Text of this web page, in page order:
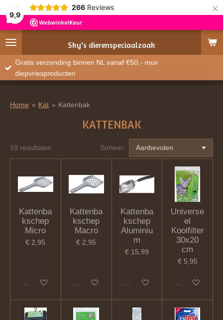
9,9
266 Reviews ×
Sky's dierenspeciaalzaak
Gratis verzending binnen NL vanaf €50,- muv
diepvriesproducten
Home » Kat » Kattenbak
KATTENBAK
18 resultaten Sorteer:
Kattenba
kschep
Micro
€ 2,95
In winkelwagen
Kattenba
kschep
Macro
€ 2,95
In winkelwagen
Kattenba
kschep
Aluminiu
m
€ 15,99
In winkelwagen
Universe
el
Koolfilter
30x20
cm
€ 5,95
In winkelwagen